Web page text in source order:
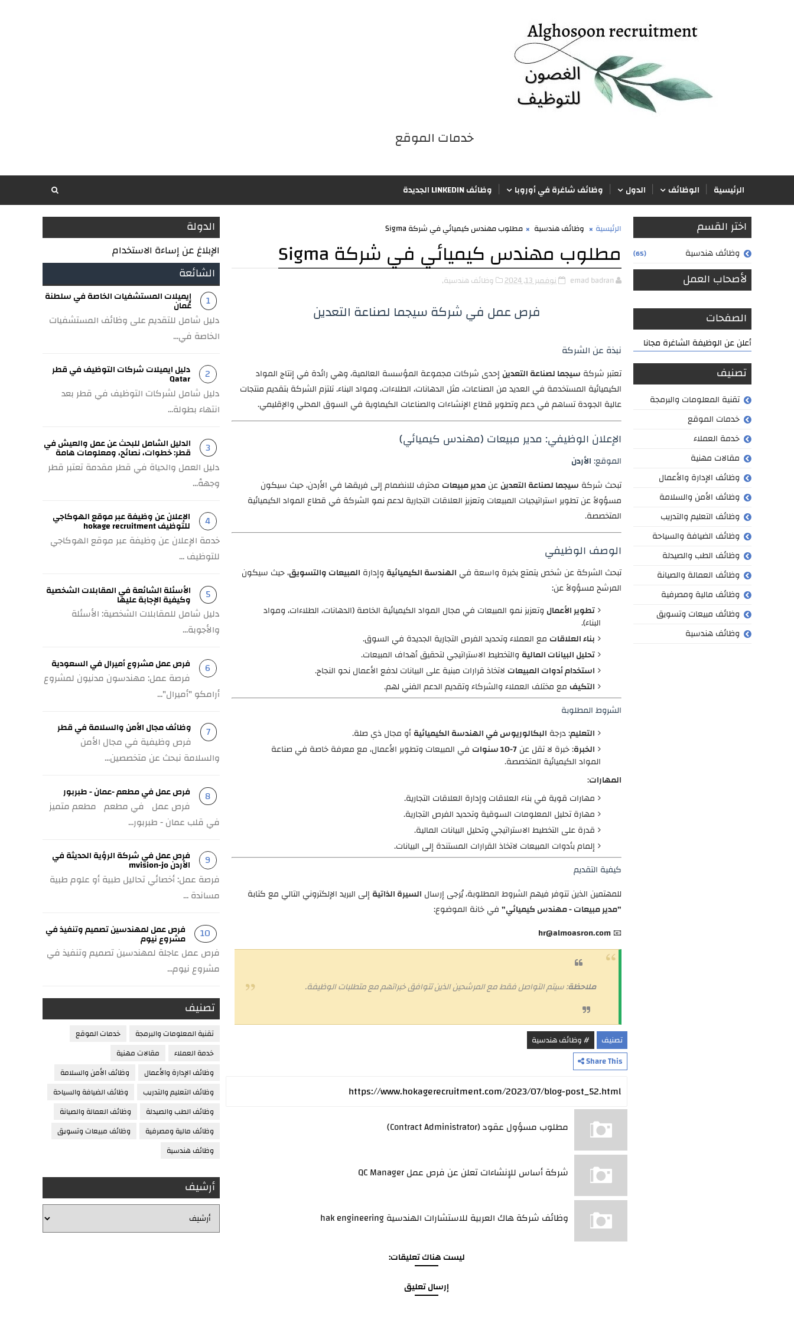
خدمات الموقع
الرئيسية الوظائف الدول وظائف شاغرة في أوروبا وظائف LINKEDIN الجديدة
اختر القسم
وظائف هندسية (65)
لأصحاب العمل
الصفحات
أعلن عن الوظيفة الشاغرة مجانا
تصنيف
تقنية المعلومات والبرمجة
خدمات الموقع
خدمة العملاء
مقالات مهنية
وظائف الإدارة والأعمال
وظائف الأمن والسلامة
وظائف التعليم والتدريب
وظائف الضيافة والسياحة
وظائف الطب والصيدلة
وظائف العمالة والصيانة
وظائف مالية ومصرفية
وظائف مبيعات وتسويق
وظائف هندسية
الرئيسية وظائف هندسية مطلوب مهندس كيميائي في شركة Sigma
مطلوب مهندس كيميائي في شركة Sigma
emad badran نوفمبر 13, 2024 وظائف هندسية,
فرص عمل في شركة سيجما لصناعة التعدين
نبذة عن الشركة
تعتبر شركة سيجما لصناعة التعدينإحدى شركات مجموعة المؤسسة العالمية، وهي رائدة في إنتاج المواد
الكيميائية المستخدمة في العديد من الصناعات، مثل الدهانات، الطلاءات، ومواد البناء. تلتزم الشركة بتقديم منتجات
عالية الجودة تساهم في دعم وتطوير قطاع الإنشاءات والصناعات الكيماوية في السوق المحلي والإقليمي.
الإعلان الوظيفي: مدير مبيعات (مهندس كيميائي)
الموقع:الأردن
تبحث شركة سيجما لصناعة التعدينعنمدير مبيعاتمحترف للانضمام إلى فريقها في الأردن، حيث سيكون
مسؤولاً عن تطوير استراتيجيات المبيعات وتعزيز العلاقات التجارية لدعم نمو الشركة في قطاع المواد الكيميائية
المتخصصة.
الوصف الوظيفي
تبحث الشركة عن شخص يتمتع بخبرة واسعة في الهندسة الكيميائية وإدارة المبيعات والتسويق، حيث سيكون
المرشح مسؤولاً عن:
تطوير الأعمال وتعزيز نمو المبيعات في مجال المواد الكيميائية الخاصة (الدهانات، الطلاءات، ومواد
البناء).
بناء العلاقاتمع العملاء وتحديد الفرص التجارية الجديدة في السوق.
تحليل البيانات المالية والتخطيط الاستراتيجي لتحقيق أهداف المبيعات.
استخدام أدوات المبيعاتلاتخاذ قرارات مبنية على البيانات لدفع الأعمال نحو النجاح.
التكيفمع مختلف العملاء والشركاء وتقديم الدعم الفني لهم.
الشروط المطلوبة
التعليم: درجة البكالوريوس في الهندسة الكيميائيةأو مجال ذي صلة.
الخبرة: خبرة لا تقل عن7-10 سنوات
في المبيعات وتطوير الأعمال، مع معرفة خاصة في صناعة
المواد الكيميائية المتخصصة.
المهارات:
مهارات قوية في بناء العلاقات وإدارة العلاقات التجارية.
مهارة تحليل المعلومات السوقية وتحديد الفرص التجارية.
قدرة على التخطيط الاستراتيجي وتحليل البيانات المالية.
إلمام بأدوات المبيعات لاتخاذ القرارات المستندة إلى البيانات.
كيفية التقديم
للمهتمين الذين تتوفر فيهم الشروط المطلوبة، يُرجى إرسال السيرة الذاتيةإلى البريد الإلكتروني التالي مع كتابة
"مدير مبيعات - مهندس كيميائي"في خانة الموضوع:
📧
hr@almoasron.com
ملاحظة: سيتم التواصل فقط مع المرشحين الذين تتوافق خبراتهم مع متطلبات الوظيفة.
تصنيف
# وظائف هندسية
Share This
مطلوب مسؤول عقود (Contract Administrator)
شركة أساس للإنشاءات تعلن عن فرص عمل QC Manager
وظائف شركة هاك العربية للاستشارات الهندسية hak engineering
ليست هناك تعليقات:
إرسال تعليق
الدولة
الإبلاغ عن إساءة الاستخدام
الشائعة
إيميلات المستشفيات الخاصة في سلطنة
عُمان
دليل شامل للتقديم على وظائف المستشفيات
الخاصة في...
دليل ايميلات شركات التوظيف في قطر
Qatar
دليل شامل لشركات التوظيف في قطر بعد
انتهاء بطولة...
الدليل الشامل للبحث عن عمل والعيش في
قطر: خطوات، نصائح، ومعلومات هامة
دليل العمل والحياة في قطر مقدمة تعتبر قطر
وجهةً...
الإعلان عن وظيفة عبر موقع الهوكاجي
للتوظيف hokage recruitment
خدمة الإعلان عن وظيفة عبر موقع الهوكاجي
للتوظيف ...
الأسئلة الشائعة في المقابلات الشخصية
وكيفية الإجابة عليها
دليل شامل للمقابلات الشخصية: الأسئلة
والأجوبة...
فرص عمل مشروع أميرال في السعودية
فرصة عمل: مهندسون مدنيون لمشروع
أرامكو "أميرال"...
وظائف مجال الأمن والسلامة في قطر
فرص وظيفية في مجال الأمن
والسلامة نبحث عن متخصصين...
فرص عمل في مطعم -عمان - طبربور
فرص عمل في مطعم مطعم متميز
في قلب عمان - طبربور...
فرص عمل في شركة الرؤية الحديثة في
الأردن mvision-jo
فرصة عمل: أخصائي تحاليل طبية أو علوم طبية
مساندة ...
فرص عمل لمهندسين تصميم وتنفيذ في
مشروع نيوم
فرص عمل عاجلة لمهندسين تصميم وتنفيذ في
مشروع نيوم...
تصنيف
تقنية المعلومات والبرمجة
خدمات الموقع
خدمة العملاء
مقالات مهنية
وظائف الإدارة والأعمال
وظائف الأمن والسلامة
وظائف التعليم والتدريب
وظائف الضيافة والسياحة
وظائف الطب والصيدلة
وظائف العمالة والصيانة
وظائف مالية ومصرفية
وظائف مبيعات وتسويق
وظائف هندسية
أرشيف